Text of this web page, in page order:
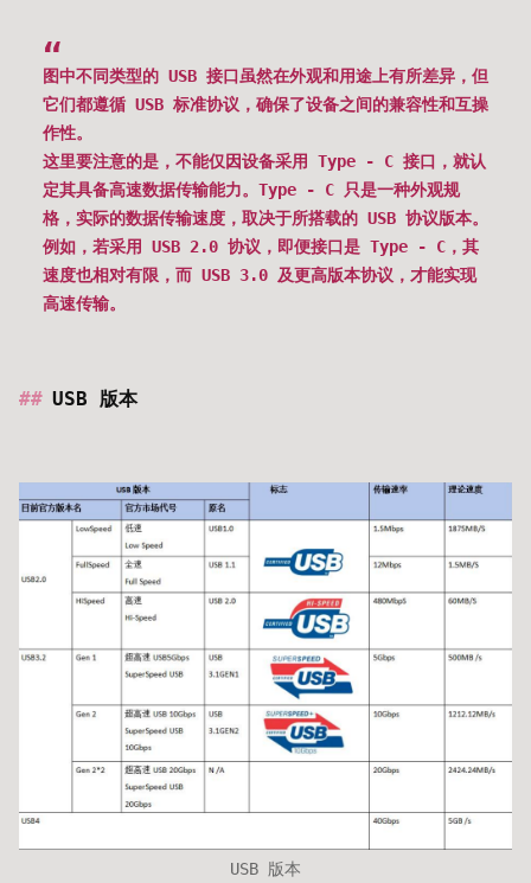
图中不同类型的 USB 接口虽然在外观和用途上有所差异，但
它们都遵循 USB 标准协议，确保了设备之间的兼容性和互操
作性。
这里要注意的是，不能仅因设备采用 Type - C 接口，就认
定其具备高速数据传输能力。Type - C 只是一种外观规
格，实际的数据传输速度，取决于所搭载的 USB 协议版本。
例如，若采用 USB 2.0 协议，即便接口是 Type - C，其
速度也相对有限，而 USB 3.0 及更高版本协议，才能实现
高速传输。
USB 版本
USB 版本